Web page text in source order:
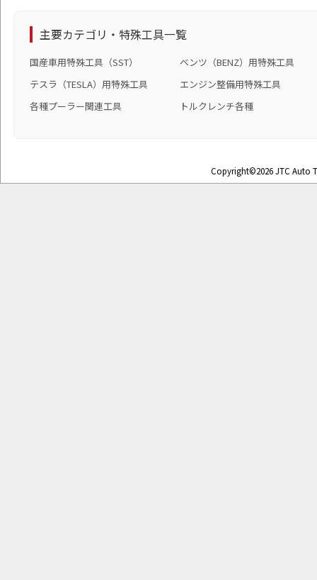
主要カテゴリ・特殊工具一覧
国産車用特殊工具（SST）
ベンツ（BENZ）用特殊工具
テスラ（TESLA）用特殊工具
エンジン整備用特殊工具
各種プーラー関連工具
トルクレンチ各種
Copyright©2026 JTC Auto